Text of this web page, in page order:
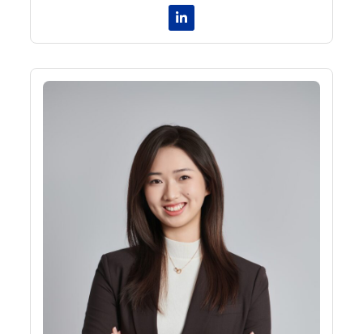
Linkedin